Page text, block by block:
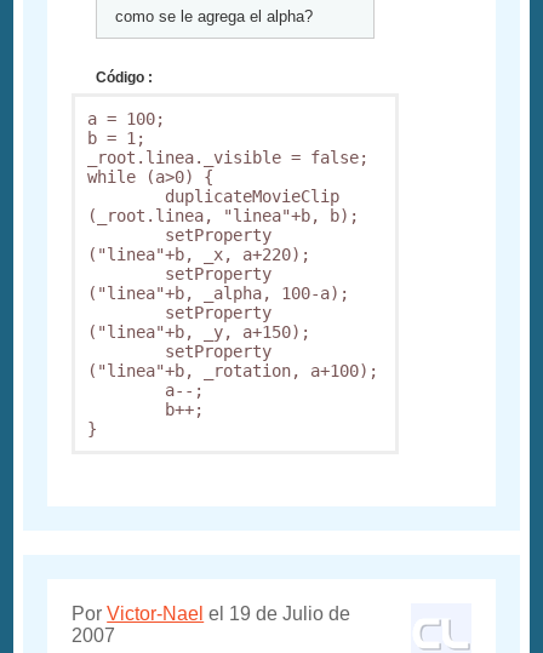
como se le agrega el alpha?
Código :
a = 100;
b = 1;
_root.linea._visible = false;
while (a>0) {
duplicateMovieClip
(_root.linea, "linea"+b, b);
setProperty
("linea"+b, _x, a+220);
setProperty
("linea"+b, _alpha, 100-a);
setProperty
("linea"+b, _y, a+150);
setProperty
("linea"+b, _rotation, a+100);
a--;
b++;
}
PorVictor-Nael el 19 de Julio de
2007